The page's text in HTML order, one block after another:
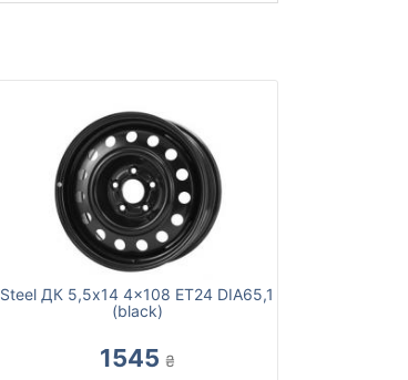
Steel ДК 5,5x14 4x108 ET24 DIA65,1
(black)
1545 ₴